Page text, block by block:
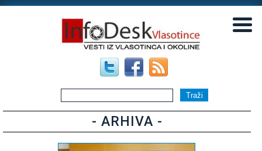
- ARHIVA -